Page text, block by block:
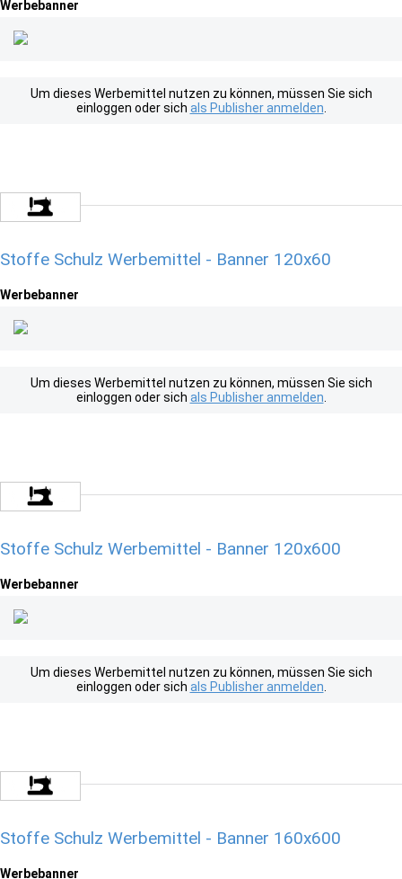
Werbebanner
Um dieses Werbemittel nutzen zu können, müssen Sie sich
einloggen oder sich als Publisher anmelden
Stoffe Schulz Werbemittel - Banner 120x60
Werbebanner
Um dieses Werbemittel nutzen zu können, müssen Sie sich
einloggen oder sich als Publisher anmelden
Stoffe Schulz Werbemittel - Banner 120x600
Werbebanner
Um dieses Werbemittel nutzen zu können, müssen Sie sich
einloggen oder sich als Publisher anmelden
Stoffe Schulz Werbemittel - Banner 160x600
Werbebanner